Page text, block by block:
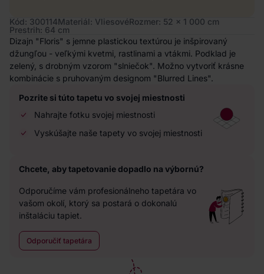
Kód: 300114Materiál: VliesovéRozmer: 52 x 1 000 cm
Prestrih: 64 cm
Dizajn "Floris" s jemne plastickou textúrou je inšpirovaný
džungľou - veľkými kvetmi, rastlinami a vtákmi. Podklad je
zelený, s drobným vzorom "slniečok". Možno vytvoriť krásne
kombinácie s pruhovaným designom "Blurred Lines".
Pozrite si túto tapetu vo svojej miestnosti
Nahrajte fotku svojej miestnosti
Vyskúšajte naše tapety vo svojej miestnosti
Chcete, aby tapetovanie dopadlo na výbornú?
Odporučíme vám profesionálneho tapetára vo
vašom okolí, ktorý sa postará o dokonalú
inštaláciu tapiet.
Odporučiť tapetára